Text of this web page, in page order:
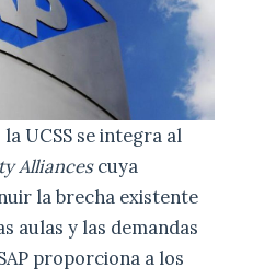
UCSS se integra al
Alliancescuya
la brecha existente
aulas y las demandas
proporciona a los